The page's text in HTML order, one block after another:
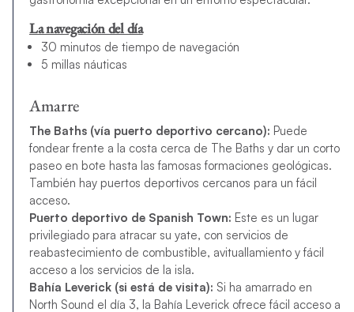
La navegación del día
30 minutos de tiempo de navegación
5 millas náuticas
Amarre
The Baths (vía puerto deportivo cercano): Puede
fondear frente a la costa cerca de The Baths y dar un corto
paseo en bote hasta las famosas formaciones geológicas.
También hay puertos deportivos cercanos para un fácil
acceso.
Puerto deportivo de Spanish Town: Este es un lugar
privilegiado para atracar su yate, con servicios de
reabastecimiento de combustible, avituallamiento y fácil
acceso a los servicios de la isla.
Bahía Leverick (si está de visita): Si ha amarrado en
North Sound el día 3, la Bahía Leverick ofrece fácil acceso a